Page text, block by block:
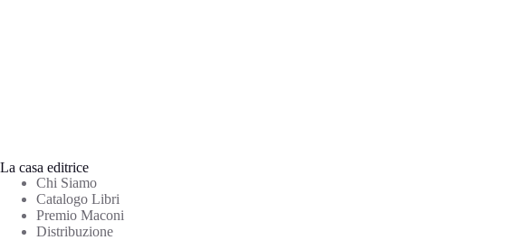
La casa editrice
Chi Siamo
Catalogo Libri
Premio Maconi
Distribuzione